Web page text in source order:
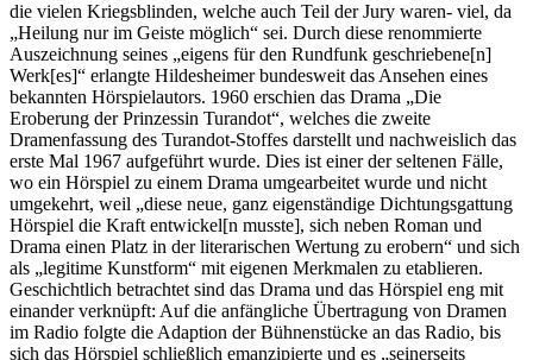
die vielen Kriegsblinden, welche auch Teil der Jury waren- viel, da
„Heilung nur im Geiste möglich“ sei. Durch diese renommierte
Auszeichnung seines „eigens für den Rundfunk geschriebene[n]
Werk[es]“ erlangte Hildesheimer bundesweit das Ansehen eines
bekannten Hörspielautors. 1960 erschien das Drama „Die
Eroberung der Prinzessin Turandot“, welches die zweite
Dramenfassung des Turandot-Stoffes darstellt und nachweislich das
erste Mal 1967 aufgeführt wurde. Dies ist einer der seltenen Fälle,
wo ein Hörspiel zu einem Drama umgearbeitet wurde und nicht
umgekehrt, weil „diese neue, ganz eigenständige Dichtungsgattung
Hörspiel die Kraft entwickel[n musste], sich neben Roman und
Drama einen Platz in der literarischen Wertung zu erobern“ und sich
als „legitime Kunstform“ mit eigenen Merkmalen zu etablieren.
Geschichtlich betrachtet sind das Drama und das Hörspiel eng mit
einander verknüpft: Auf die anfängliche Übertragung von Dramen
im Radio folgte die Adaption der Bühnenstücke an das Radio, bis
sich das Hörspiel schließlich emanzipierte und es „seinerseits